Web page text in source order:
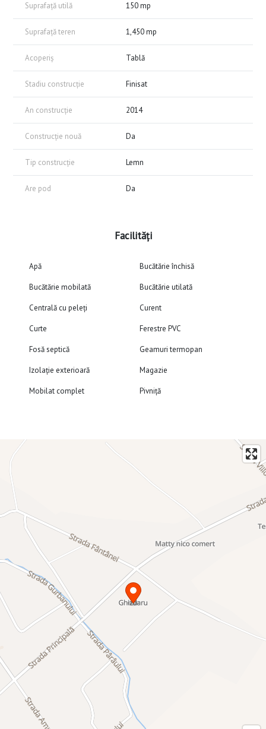
Suprafață utilă 150 mp
Suprafață teren 1,450 mp
Acoperiș Tablă
Stadiu construcție Finisat
An construcție 2014
Construcție nouă Da
Tip construcție Lemn
Are pod Da
Facilități
Apă Bucătărie închisă
Bucătărie mobilată Bucătărie utilată
Centrală cu peleți Curent
Curte Ferestre PVC
Fosă septică Geamuri termopan
Izolație exterioară Magazie
Mobilat complet Pivniță